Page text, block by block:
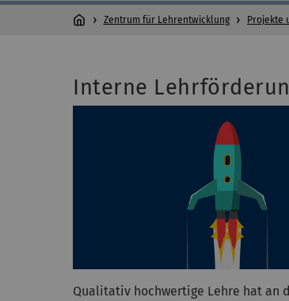
Zentrum für Lehrentwicklung Projekte
Interne
Qualitativ hochwertige Lehre hat an